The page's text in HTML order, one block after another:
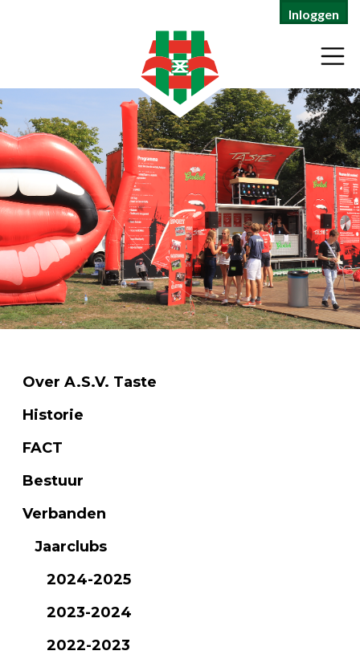
Inloggen
Over A.S.V. Taste
Historie
FACT
Bestuur
Verbanden
Jaarclubs
2024-2025
2023-2024
2022-2023